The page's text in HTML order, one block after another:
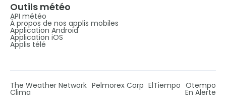
Outils météo
API météo
À propos de nos applis mobiles
Application Android
Application iOS
Applis télé
The Weather Network Pelmorex Corp ElTiempo Otempo
Clima En Alerte